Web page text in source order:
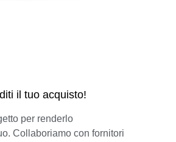
il tuo acquisto!
per renderlo
Collaboriamo con fornitori